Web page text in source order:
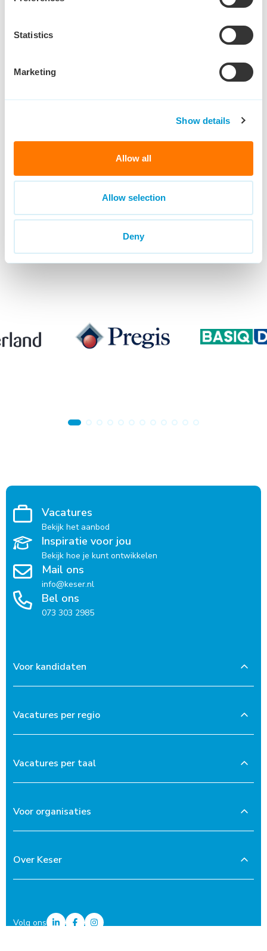
Statistics
Marketing
Show details
Allow all
Allow selection
Deny
Vacatures
Bekijk het aanbod
Inspiratie voor jou
Bekijk hoe je kunt ontwikkelen
Mail ons
info@keser.nl
Bel ons
073 303 2985
Voor kandidaten
Vacatures per regio
Vacatures per taal
Voor organisaties
Over Keser
Volg ons